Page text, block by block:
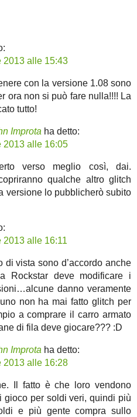
2013 alle 15:43
con la versione 1.08 sono
ora non si può fare nulla!!!! La
tutto!
Improta ha detto:
2013 alle 16:05
verso meglio così, dai.
qualche altro glitch
versione lo pubblicherò subito
2013 alle 16:11
di vista sono d’accordo anche
Rockstar deve modificare i
danno veramente
non ha mai fatto glitch per
a comprare il carro armato
di fila deve giocare??? :D
Improta ha detto:
2013 alle 16:28
Il fatto è che loro vendono
gioco per soldi veri, quindi più
e più gente compra sullo